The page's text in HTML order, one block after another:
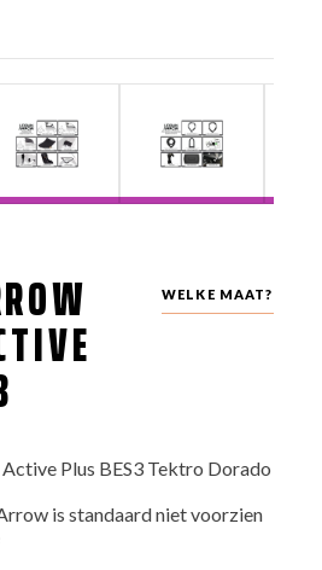
WELKE MAAT?
Plus BES3 Tektro Dorado
is standaard niet voorzien